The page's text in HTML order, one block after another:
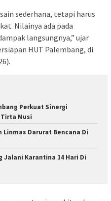
sederhana, tetapi harus
Nilainya ada pada
langsungnya,” ujar
HUT Palembang, di
Perkuat Sinergi
Musi
Darurat Bencana Di
Jalani Karantina 14 Hari Di